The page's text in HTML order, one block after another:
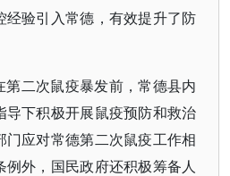
经验引入常德，有效提升了防
第二次鼠疫暴发前，常德县内
导下积极开展鼠疫预防和救治
门应对常德第二次鼠疫工作相
例外，国民政府还积极筹备人